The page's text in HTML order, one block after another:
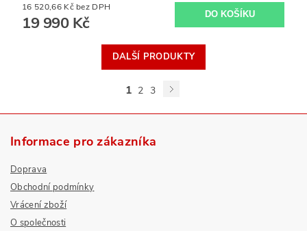
16 520,66 Kč bez DPH
19 990 Kč
DALŠÍ PRODUKTY
1 2 3
Informace pro zákazníka
Doprava
Obchodní podmínky
Vrácení zboží
O společnosti